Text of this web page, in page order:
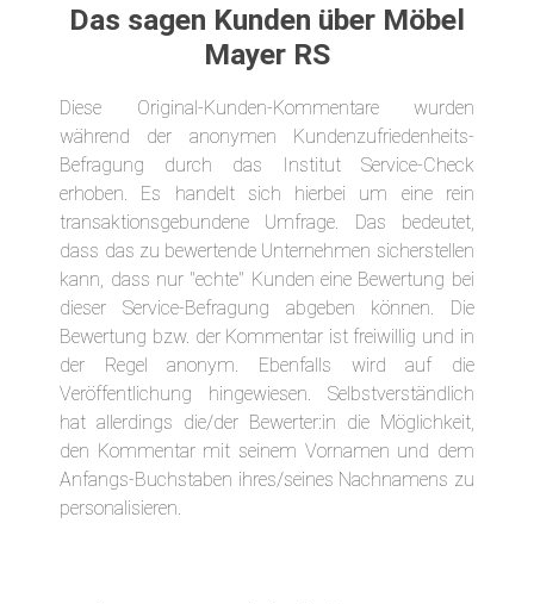
Das sagen Kunden über Möbel
Mayer RS
Diese Original-Kunden-Kommentare wurden
während der anonymen Kundenzufriedenheits-
Befragung durch das Institut Service-Check
erhoben. Es handelt sich hierbei um eine rein
transaktionsgebundene Umfrage. Das bedeutet,
dass das zu bewertende Unternehmen sicherstellen
kann, dass nur "echte" Kunden eine Bewertung bei
dieser Service-Befragung abgeben können. Die
Bewertung bzw. der Kommentar ist freiwillig und in
der Regel anonym. Ebenfalls wird auf die
Veröffentlichung hingewiesen. Selbstverständlich
hat allerdings die/der Bewerter:in die Möglichkeit,
den Kommentar mit seinem Vornamen und dem
Anfangs-Buchstaben ihres/seines Nachnamens zu
personalisieren.